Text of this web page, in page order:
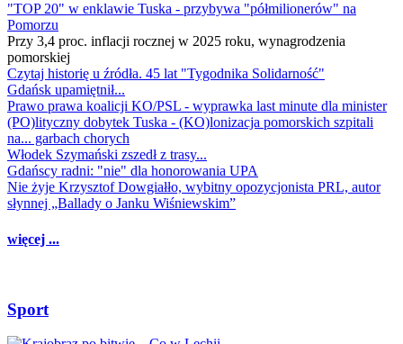
"TOP 20" w enklawie Tuska - przybywa "półmilionerów" na
Pomorzu
Przy 3,4 proc. inflacji rocznej w 2025 roku, wynagrodzenia
pomorskiej
Czytaj historię u źródła. 45 lat "Tygodnika Solidarność"
Gdańsk upamiętnił...
Prawo prawa koalicji KO/PSL - wyprawka last minute dla minister
(PO)lityczny dobytek Tuska - (KO)lonizacja pomorskich szpitali
na... garbach chorych
Włodek Szymański zszedł z trasy...
Gdańscy radni: "nie" dla honorowania UPA
Nie żyje Krzysztof Dowgiałło, wybitny opozycjonista PRL, autor
słynnej „Ballady o Janku Wiśniewskim”
więcej ...
Sport